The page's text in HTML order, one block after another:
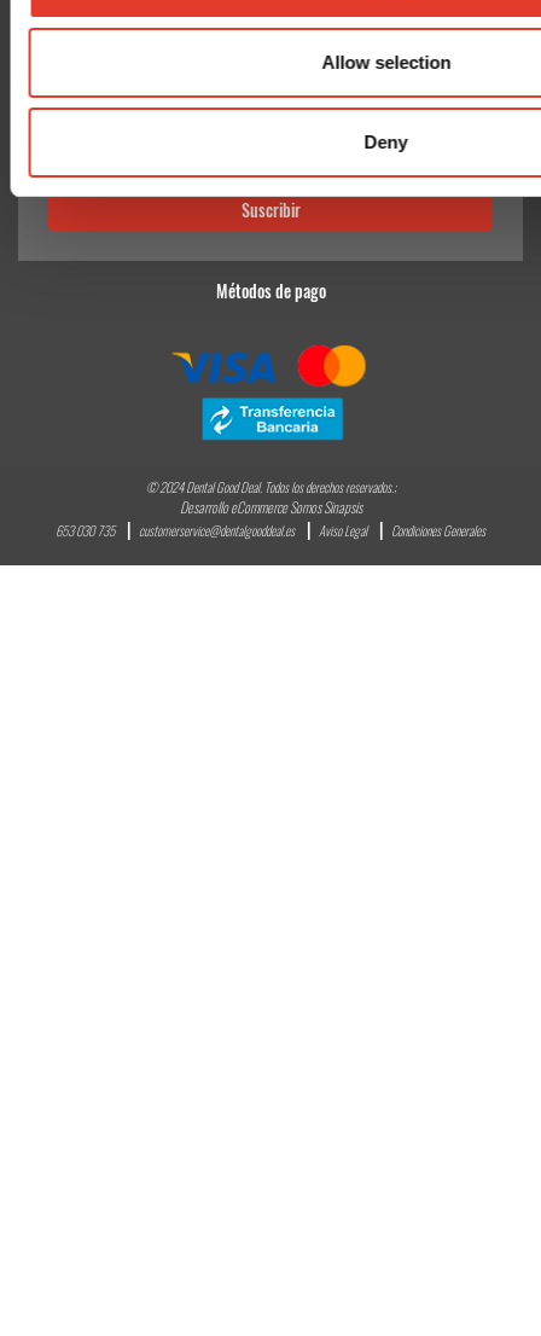
Allow selection
Deny
política de privacidad
Deseo recibir información promocional
Métodos de pago
© 2024 Dental Good Deal. Todos los derechos reservados.;
Desarrollo eCommerce Somos Sinapsis
653 030 735 customerservice@dentalgooddeal.es Aviso Legal Condiciones Generales